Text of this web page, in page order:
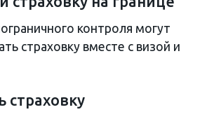
контроля могут
страховку вместе с визой и
страховку